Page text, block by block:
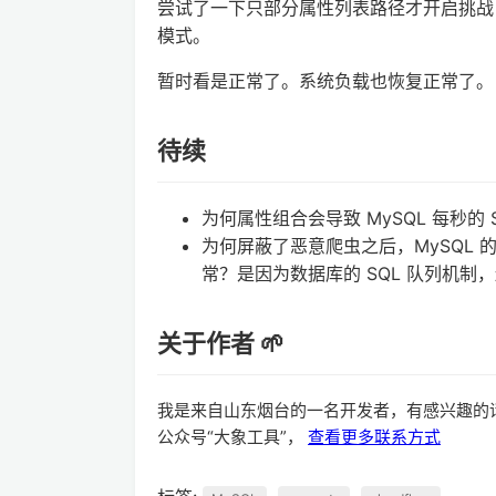
尝试了一下只部分属性列表路径才开启挑
模式。
暂时看是正常了。系统负载也恢复正常了。
待续
为何属性组合会导致 MySQL 每秒的
为何屏蔽了恶意爬虫之后，MySQL
常？是因为数据库的 SQL 队列机制
关于作者 🌱
我是来自山东烟台的一名开发者，有感兴趣
公众号“大象工具”， 查看更多联系方式